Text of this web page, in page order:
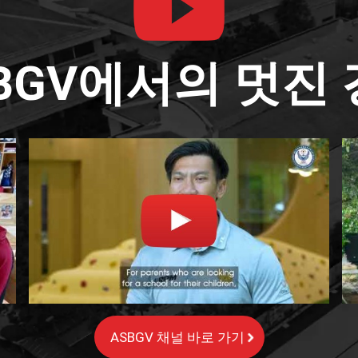
에서의 멋진
ASBGV 채널 바로 가기